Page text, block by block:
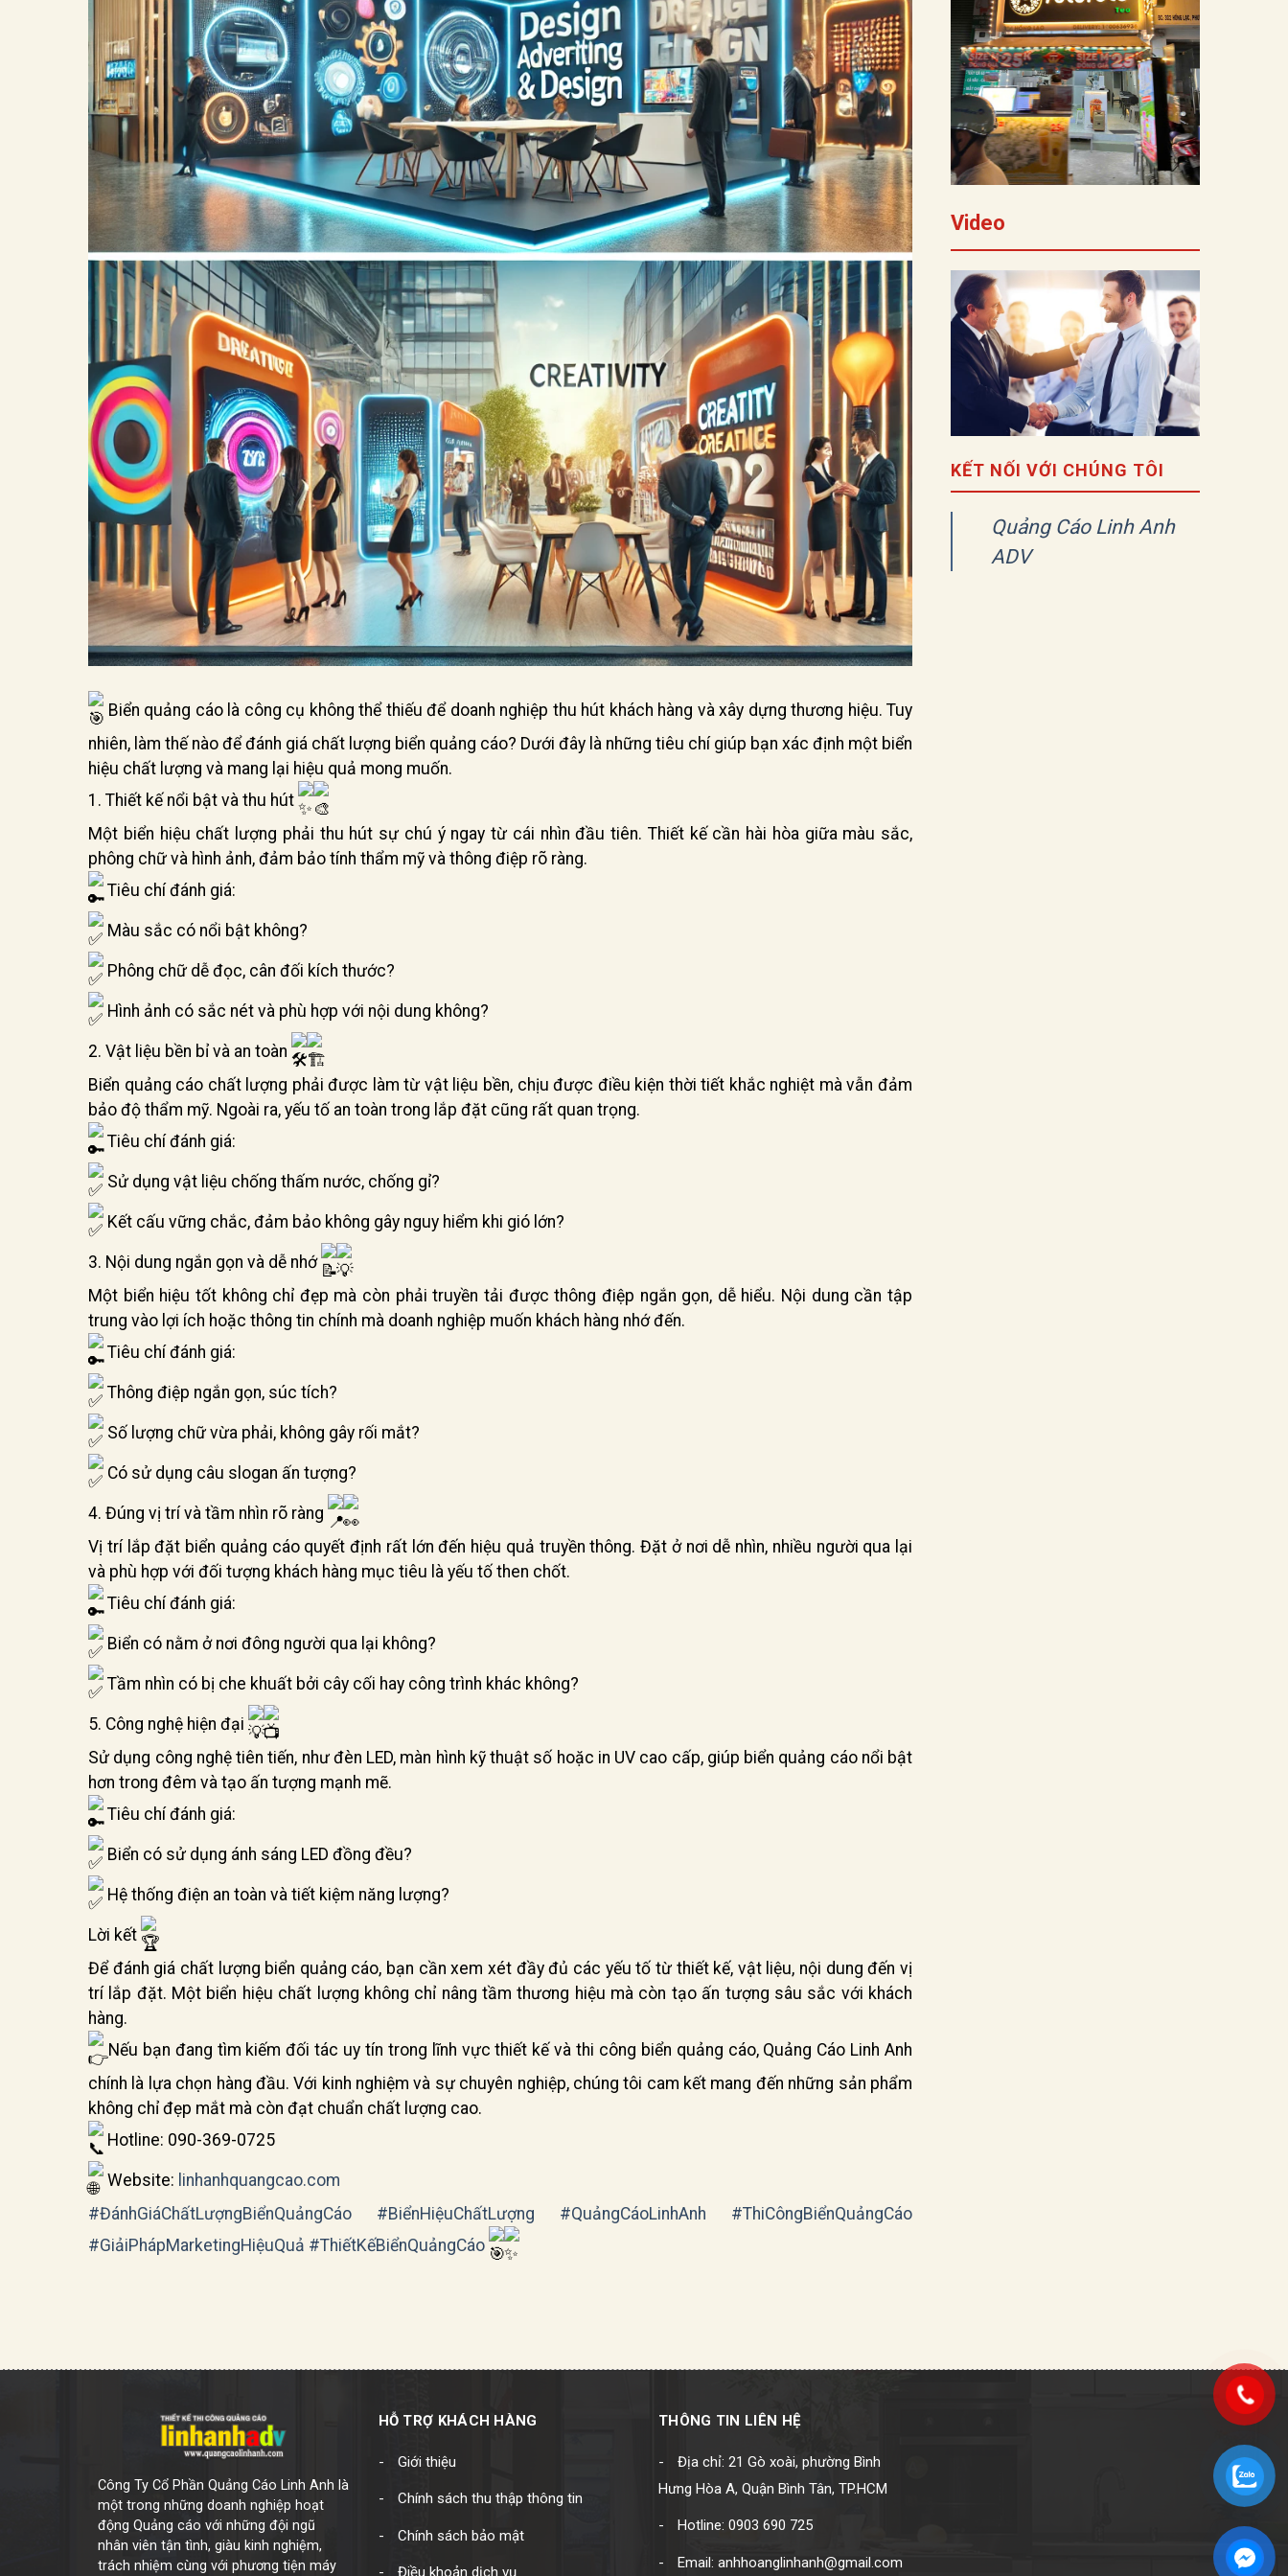
Biển quảng cáo là công cụ không thể thiếu để doanh nghiệp thu hút khách hàng và xây dựng thương hiệu. Tuy
nhiên, làm thế nào để đánh giá chất lượng biển quảng cáo? Dưới đây là những tiêu chí giúp bạn xác định một biển
hiệu chất lượng và mang lại hiệu quả mong muốn.
1. Thiết kế nổi bật và thu hút
Một biển hiệu chất lượng phải thu hút sự chú ý ngay từ cái nhìn đầu tiên. Thiết kế cần hài hòa giữa màu sắc,
phông chữ và hình ảnh, đảm bảo tính thẩm mỹ và thông điệp rõ ràng.
Tiêu chí đánh giá:
Màu sắc có nổi bật không?
Phông chữ dễ đọc, cân đối kích thước?
Hình ảnh có sắc nét và phù hợp với nội dung không?
2. Vật liệu bền bỉ và an toàn
Biển quảng cáo chất lượng phải được làm từ vật liệu bền, chịu được điều kiện thời tiết khắc nghiệt mà vẫn đảm
bảo độ thẩm mỹ. Ngoài ra, yếu tố an toàn trong lắp đặt cũng rất quan trọng.
Tiêu chí đánh giá:
Sử dụng vật liệu chống thấm nước, chống gỉ?
Kết cấu vững chắc, đảm bảo không gây nguy hiểm khi gió lớn?
3. Nội dung ngắn gọn và dễ nhớ
Một biển hiệu tốt không chỉ đẹp mà còn phải truyền tải được thông điệp ngắn gọn, dễ hiểu. Nội dung cần tập
trung vào lợi ích hoặc thông tin chính mà doanh nghiệp muốn khách hàng nhớ đến.
Tiêu chí đánh giá:
Thông điệp ngắn gọn, súc tích?
Số lượng chữ vừa phải, không gây rối mắt?
Có sử dụng câu slogan ấn tượng?
4. Đúng vị trí và tầm nhìn rõ ràng
Vị trí lắp đặt biển quảng cáo quyết định rất lớn đến hiệu quả truyền thông. Đặt ở nơi dễ nhìn, nhiều người qua lại
và phù hợp với đối tượng khách hàng mục tiêu là yếu tố then chốt.
Tiêu chí đánh giá:
Biển có nằm ở nơi đông người qua lại không?
Tầm nhìn có bị che khuất bởi cây cối hay công trình khác không?
5. Công nghệ hiện đại
Sử dụng công nghệ tiên tiến, như đèn LED, màn hình kỹ thuật số hoặc in UV cao cấp, giúp biển quảng cáo nổi bật
hơn trong đêm và tạo ấn tượng mạnh mẽ.
Tiêu chí đánh giá:
Biển có sử dụng ánh sáng LED đồng đều?
Hệ thống điện an toàn và tiết kiệm năng lượng?
Lời kết
Để đánh giá chất lượng biển quảng cáo, bạn cần xem xét đầy đủ các yếu tố từ thiết kế, vật liệu, nội dung đến vị
trí lắp đặt. Một biển hiệu chất lượng không chỉ nâng tầm thương hiệu mà còn tạo ấn tượng sâu sắc với khách
hàng.
Nếu bạn đang tìm kiếm đối tác uy tín trong lĩnh vực thiết kế và thi công biển quảng cáo, Quảng Cáo Linh Anh
chính là lựa chọn hàng đầu. Với kinh nghiệm và sự chuyên nghiệp, chúng tôi cam kết mang đến những sản phẩm
không chỉ đẹp mắt mà còn đạt chuẩn chất lượng cao.
Hotline: 090-369-0725
Website: linhanhquangcao.com
#ĐánhGiáChấtLượngBiểnQuảngCáo
#BiểnHiệuChấtLượng #QuảngCáoLinhAnh
#ThiCôngBiểnQuảngCáo
#GiảiPhápMarketingHiệuQuả #ThiếtKếBiểnQuảngCáo
Video
KẾT NỐI VỚI CHÚNG TÔI
Quảng Cáo Linh Anh
ADV
Công Ty Cổ Phần Quảng Cáo Linh Anh là
một trong những doanh nghiệp hoạt
động Quảng cáo với những đội ngũ
nhân viên tận tình, giàu kinh nghiệm,
trách nhiệm cùng với phương tiện máy
HỖ TRỢ KHÁCH HÀNG
Giới thiệu
Chính sách thu thập thông tin
Chính sách bảo mật
Điều khoản dịch vụ
THÔNG TIN LIÊN HỆ
Địa chỉ: 21 Gò xoài, phường Bình
Hưng Hòa A, Quận Bình Tân, TP.HCM
Hotline: 0903 690 725
Email: anhhoanglinhanh@gmail.com